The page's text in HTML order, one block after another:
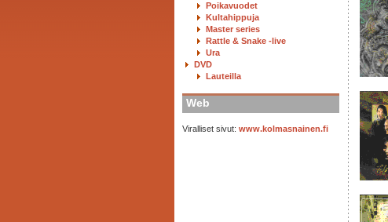
Poikavuodet
Kultahippuja
Master series
Rattle & Snake -live
Ura
DVD
Lauteilla
Web
Viralliset sivut: www.kolmasnainen.fi